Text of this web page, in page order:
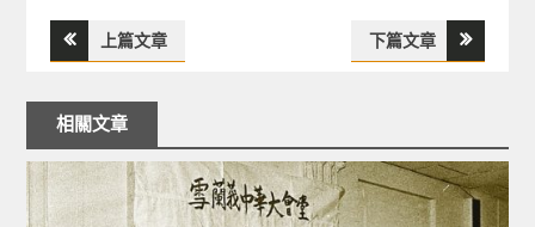
文
章
導
上篇文章 下篇文章
相關文章